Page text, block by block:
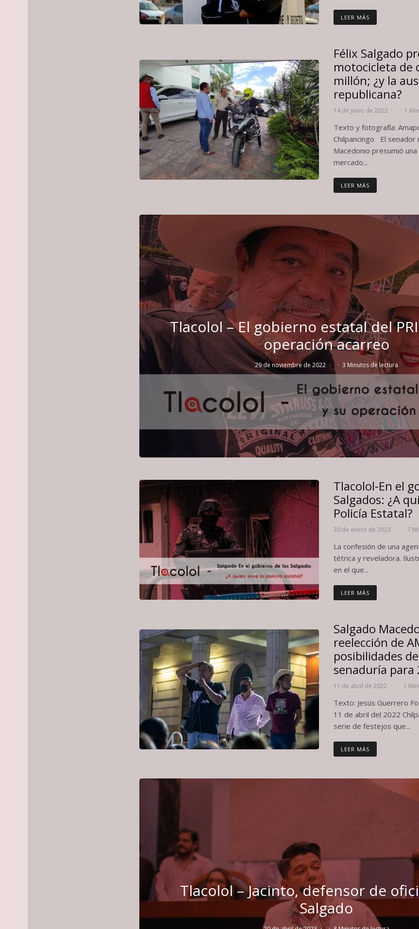
LEER MÁS
Félix Salgado
motocicleta de
millón; ¿y la
republicana?
14 de junio de 2022 · · 1
Texto y fotografía:
Chilpancingo El senador
Macedonio presumió
mercado...
LEER MÁS
Tlacolol – El gobierno estatal del
operación acarreo
29 de noviembre de 2022 · · 3 Minutos de lectura
Tlacolol-En el
Salgados: ¿A
Policía Estatal?
30 de enero de 2023 · · 7
La confesión de una
tétrica y reveladora.
en el que...
LEER MÁS
Salgado
reelección de
posibilidades
senaduría para
11 de abril de 2022 · · 1
Texto: Jesús Guerrero
11 de abril del 2022
serie de festejos que...
LEER MÁS
Tlacolol – Jacinto, defensor de
Salgado